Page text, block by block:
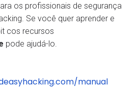
os profissionais de segurança
Se você quer aprender e
cos recursos
pode ajudá-lo.
manual